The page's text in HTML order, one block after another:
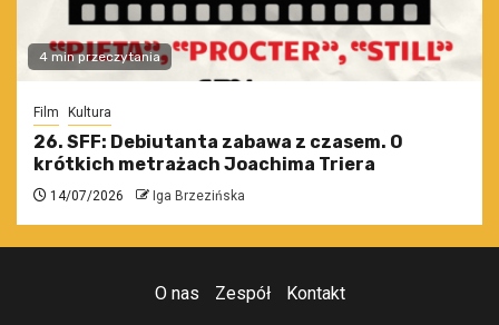
4 min przeczytania
Film Kultura
26. SFF: Debiutanta zabawa z czasem. O
krótkich metrażach Joachima Triera
14/07/2026 Iga Brzezińska
O nas Zespół Kontakt